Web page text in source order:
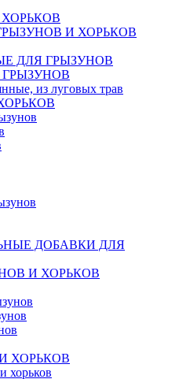
И ХОРЬКОВ
ДЛЯ ГРЫЗУНОВ
из луговых трав
ДОБАВКИ ДЛЯ
И ХОРЬКОВ
ХОРЬКОВ
хорьков